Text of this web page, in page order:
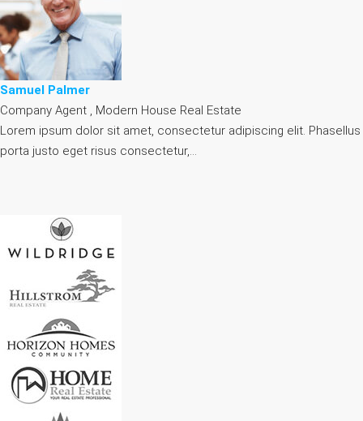
Samuel Palmer
Company Agent , Modern House Real Estate
Lorem ipsum dolor sit amet, consectetur adipiscing elit. Phasellus
porta justo eget risus consectetur,…